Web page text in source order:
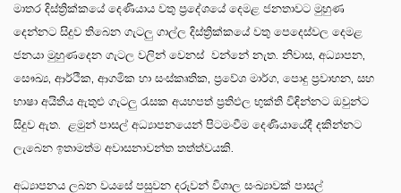
මාතර දිස්ත්‍රික්කයේ දෙණියාය වතු ප්‍රදේශයේ දෙමළ ජනතාවට මුහුණ
දෙන්නට සිදුව තිබෙන ගැටලු ගාල්ල දිස්ත්‍රික්කයේ වතු පෙදෙස්වල දෙමළ
ජනයා මුහුණදෙන ගැටල වලින් වෙනස් වන්නේ නැත. නිවාස, අධ්‍යාපන,
සෞඛ්‍ය, ආර්ථික, ආගමික හා සංස්කෘතික, ප්‍රවේශ මාර්ග, පොදු ප්‍රවාහන, සහ
භාෂා අයිතිය ඇතුළු ගැටලු රැසක අයහපත් ප්‍රතිඵල භුක්ති විඳින්නට ඔවුන්ට
සිදුව ඇත. ළමුන් පාසල් අධ්‍යාපනයෙන් පිටමංවීම දෙණියායේදී දකින්නට
ලැබෙන ඉතාමත්ම අවාසනාවන්ත තත්ත්වයකි.
අධ්‍යාපනය ලබන වයසේ පසුවන දරුවන් විශාල සංඛ්‍යාවක් පාසල්